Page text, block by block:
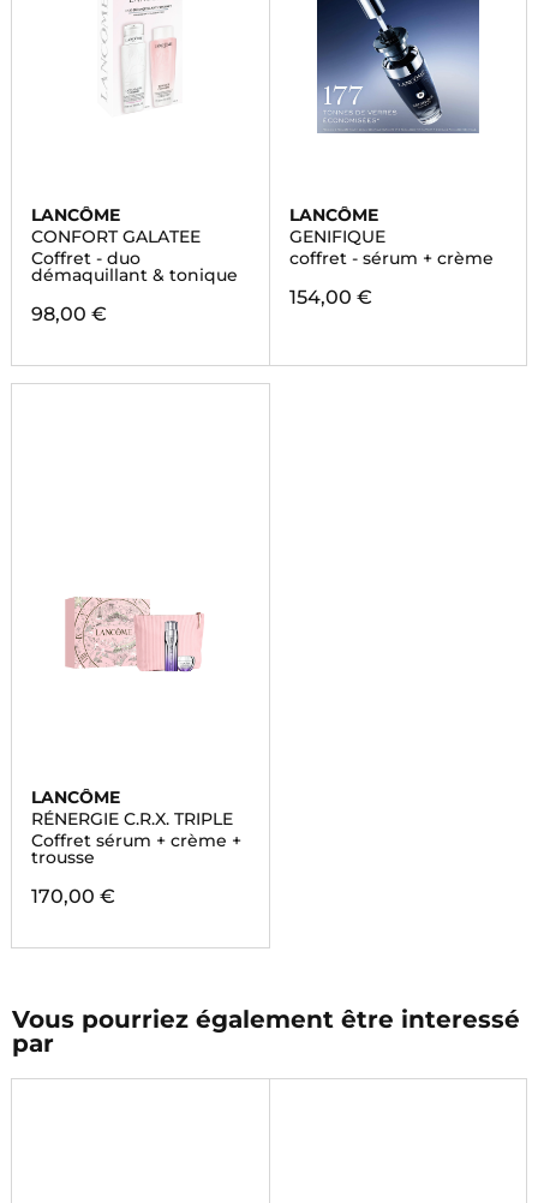
LANCÔME
CONFORT GALATEE
Coffret - duo
démaquillant & tonique
98,00 €
LANCÔME
GENIFIQUE
coffret - sérum + crème
154,00 €
LANCÔME
RÉNERGIE C.R.X. TRIPLE
Coffret sérum + crème +
trousse
170,00 €
Vous pourriez également être interessé
par